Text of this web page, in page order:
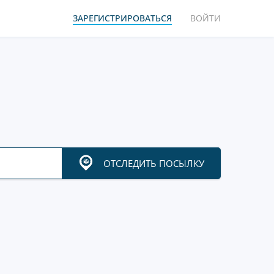
ЗАРЕГИСТРИРОВАТЬСЯ ВОЙТИ
ОТСЛЕДИТЬ ПОСЫЛКУ